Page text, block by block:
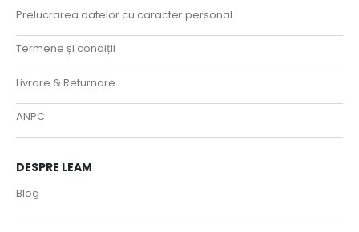
Prelucrarea datelor cu caracter personal
Termene și condiții
Livrare & Returnare
ANPC
DESPRE LEAM
Blog